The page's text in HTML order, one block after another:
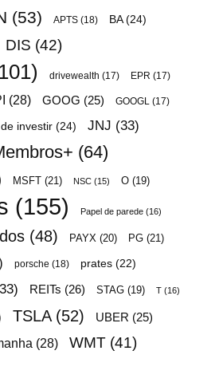
(53) APTS (18) BA(24)
DIS (42)
drivewealth (17) EPR (17)
(28) GOOG (25) GOOGL (17)
investir (24) JNJ (33)
(64)
MSFT (21) NSC (15) O (19)
(155) Papel de parede (16)
(48) PAYX (20) PG (21)
porsche (18) prates (22)
REITs (26) STAG (19) T (16)
TSLA(52) UBER (25)
(28) WMT (41)